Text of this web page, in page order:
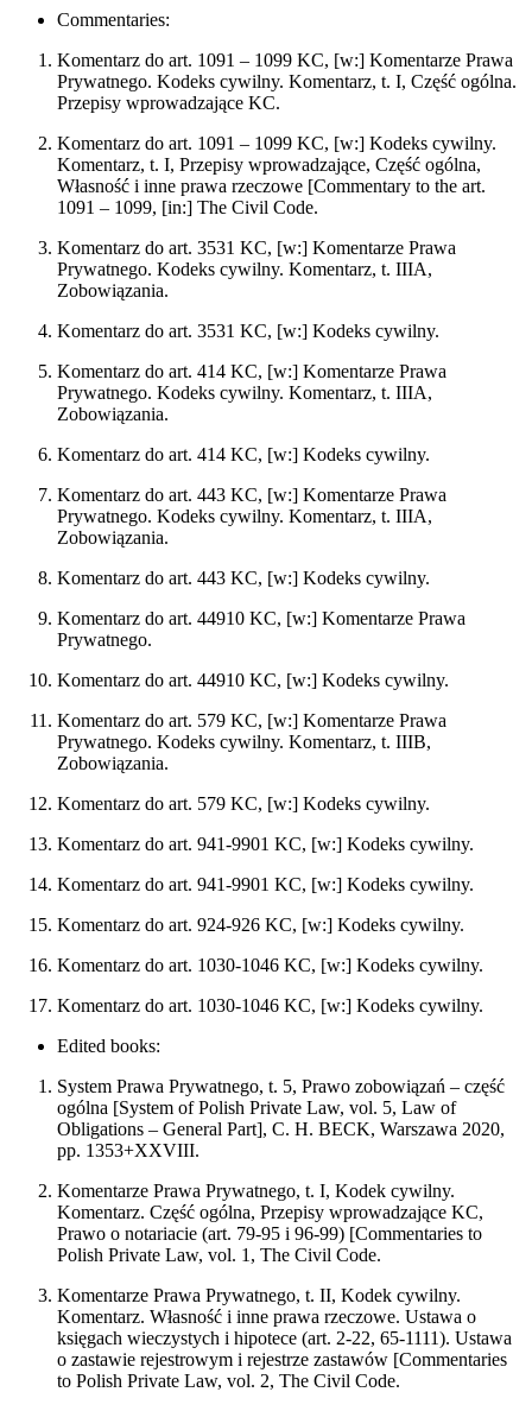
Commentaries:
Komentarz do art. 1091 – 1099 KC, [w:] Komentarze Prawa
Prywatnego. Kodeks cywilny. Komentarz, t. I, Część ogólna.
Przepisy wprowadzające KC.
Komentarz do art. 1091 – 1099 KC, [w:] Kodeks cywilny.
Komentarz, t. I, Przepisy wprowadzające, Część ogólna,
Własność i inne prawa rzeczowe [Commentary to the art.
1091 – 1099, [in:] The Civil Code.
Komentarz do art. 3531 KC, [w:] Komentarze Prawa
Prywatnego. Kodeks cywilny. Komentarz, t. IIIA,
Zobowiązania.
Komentarz do art. 3531 KC, [w:] Kodeks cywilny.
Komentarz do art. 414 KC, [w:] Komentarze Prawa
Prywatnego. Kodeks cywilny. Komentarz, t. IIIA,
Zobowiązania.
Komentarz do art. 414 KC, [w:] Kodeks cywilny.
Komentarz do art. 443 KC, [w:] Komentarze Prawa
Prywatnego. Kodeks cywilny. Komentarz, t. IIIA,
Zobowiązania.
Komentarz do art. 443 KC, [w:] Kodeks cywilny.
Komentarz do art. 44910 KC, [w:] Komentarze Prawa
Prywatnego.
Komentarz do art. 44910 KC, [w:] Kodeks cywilny.
Komentarz do art. 579 KC, [w:] Komentarze Prawa
Prywatnego. Kodeks cywilny. Komentarz, t. IIIB,
Zobowiązania.
Komentarz do art. 579 KC, [w:] Kodeks cywilny.
Komentarz do art. 941-9901 KC, [w:] Kodeks cywilny.
Komentarz do art. 941-9901 KC, [w:] Kodeks cywilny.
Komentarz do art. 924-926 KC, [w:] Kodeks cywilny.
Komentarz do art. 1030-1046 KC, [w:] Kodeks cywilny.
Komentarz do art. 1030-1046 KC, [w:] Kodeks cywilny.
Edited books:
System Prawa Prywatnego, t. 5, Prawo zobowiązań – część
ogólna [System of Polish Private Law, vol. 5, Law of
Obligations – General Part], C. H. BECK, Warszawa 2020,
pp. 1353+XXVIII.
Komentarze Prawa Prywatnego, t. I, Kodek cywilny.
Komentarz. Część ogólna, Przepisy wprowadzające KC,
Prawo o notariacie (art. 79-95 i 96-99) [Commentaries to
Polish Private Law, vol. 1, The Civil Code.
Komentarze Prawa Prywatnego, t. II, Kodek cywilny.
Komentarz. Własność i inne prawa rzeczowe. Ustawa o
księgach wieczystych i hipotece (art. 2-22, 65-1111). Ustawa
o zastawie rejestrowym i rejestrze zastawów [Commentaries
to Polish Private Law, vol. 2, The Civil Code.